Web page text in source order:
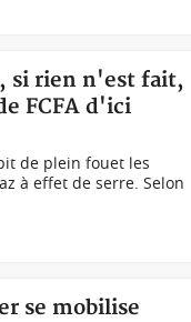
si rien n'est fait,
FCFA d'ici
de plein fouet les
à effet de serre. Selon
se mobilise